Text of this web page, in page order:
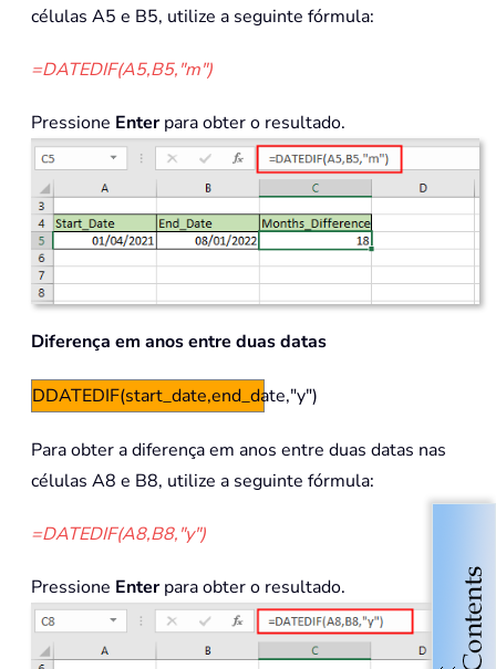
células A5 e B5, utilize a seguinte fórmula:
=DATEDIF(A5,B5,"m")
Pressione Enterpara obter o resultado.
Diferença em anos entre duas datas
DDATEDIF(start_date,end_date,"y")
Para obter a diferença em anos entre duas datas nas
células A8 e B8, utilize a seguinte fórmula:
=DATEDIF(A8,B8,"y")
Pressione Enterpara obter o resultado.